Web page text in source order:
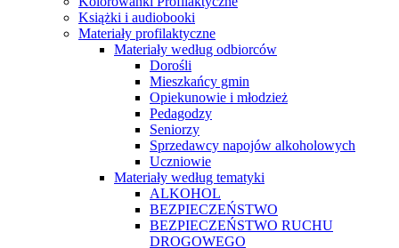
Książki i audiobooki
Materiały profilaktyczne
Materiały według odbiorców
Dorośli
Mieszkańcy gmin
Opiekunowie i młodzież
Pedagodzy
Seniorzy
Sprzedawcy napojów alkoholowych
Uczniowie
Materiały według tematyki
ALKOHOL
BEZPIECZEŃSTWO
BEZPIECZEŃSTWO RUCHU
DROGOWEGO